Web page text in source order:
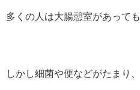
多くの人は大腸憩室があって
しかし細菌や便などがたまり、